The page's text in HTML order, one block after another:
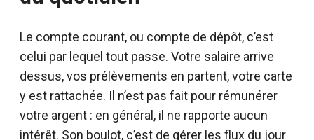
Le compte courant, ou compte de dépôt, c’est
celui par lequel tout passe. Votre salaire arrive
dessus, vos prélèvements en partent, votre carte
y est rattachée. Il n’est pas fait pour rémunérer
votre argent : en général, il ne rapporte aucun
intérêt. Son boulot, c’est de gérer les flux du jour